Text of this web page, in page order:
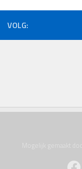
VOLG:
Mogelijk gemaakt door